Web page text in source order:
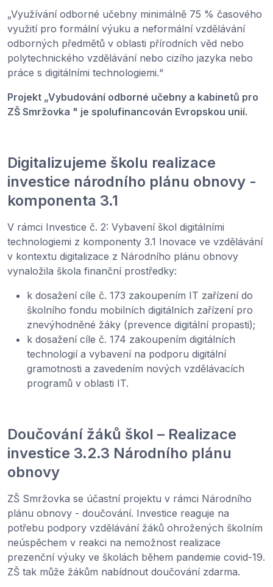
„Využívání odborné učebny minimálně 75 % časového
využití pro formální výuku a neformální vzdělávání
odborných předmětů v oblasti přírodních věd nebo
polytechnického vzdělávání nebo cizího jazyka nebo
práce s digitálními technologiemi.“
Projekt „Vybudování odborné učebny a kabinetů pro
ZŠ Smržovka " je spolufinancován Evropskou unií.
Digitalizujeme školu realizace
investice národního plánu obnovy -
komponenta 3.1
V rámci Investice č. 2: Vybavení škol digitálními
technologiemi z komponenty 3.1 Inovace ve vzdělávání
v kontextu digitalizace z Národního plánu obnovy
vynaložila škola finanční prostředky:
k dosažení cíle č. 173 zakoupením IT zařízení do
školního fondu mobilních digitálních zařízení pro
znevýhodněné žáky (prevence digitální propasti);
k dosažení cíle č. 174 zakoupením digitálních
technologií a vybavení na podporu digitální
gramotnosti a zavedením nových vzdělávacích
programů v oblasti IT.
Doučování žáků škol – Realizace
investice 3.2.3 Národního plánu
obnovy
ZŠ Smržovka se účastní projektu v rámci Národního
plánu obnovy - doučování. Investice reaguje na
potřebu podpory vzdělávání žáků ohrožených školním
neúspěchem v reakci na nemožnost realizace
prezenční výuky ve školách během pandemie covid-19.
ZŠ tak může žákům nabídnout doučování zdarma.